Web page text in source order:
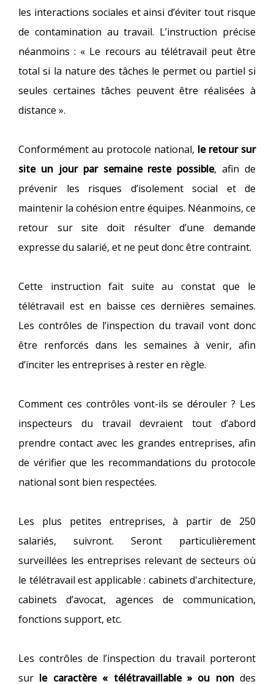
les interactions sociales et ainsi d’éviter tout risque
de contamination au travail. L’instruction précise
néanmoins : « Le recours au télétravail peut être
total si la nature des tâches le permet ou partiel si
seules certaines tâches peuvent être réalisées à
distance ».
Conformément au protocole national, le retour sur
site un jour par semaine reste possible, afin de
prévenir les risques d’isolement social et de
maintenir la cohésion entre équipes. Néanmoins, ce
retour sur site doit résulter d’une demande
expresse du salarié, et ne peut donc être contraint.
Cette instruction fait suite au constat que le
télétravail est en baisse ces dernières semaines.
Les contrôles de l’inspection du travail vont donc
être renforcés dans les semaines à venir, afin
d’inciter les entreprises à rester en règle.
Comment ces contrôles vont-ils se dérouler ? Les
inspecteurs du travail devraient tout d’abord
prendre contact avec les grandes entreprises, afin
de vérifier que les recommandations du protocole
national sont bien respectées.
Les plus petites entreprises, à partir de 250
salariés, suivront. Seront particulièrement
surveillées les entreprises relevant de secteurs où
le télétravail est applicable : cabinets d'architecture,
cabinets d’avocat, agences de communication,
fonctions support, etc.
Les contrôles de l’inspection du travail porteront
sur le caractère « télétravaillable » ou nondes